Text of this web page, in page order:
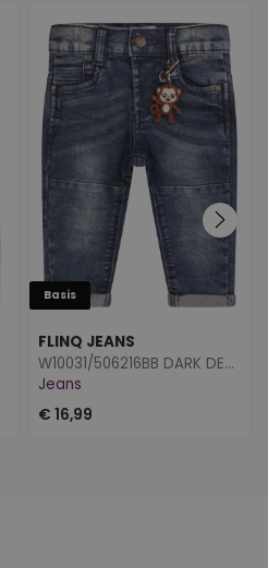
Basis
FLINQ JEANS
W10031/506216BB DARK DENIM
Jeans
€ 16,99